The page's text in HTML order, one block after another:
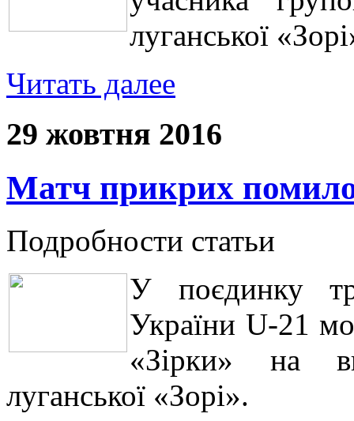
луганської
Читать далее
29 жовтня 2016
Матч прикрих
Подробности статьи
У поєдинку
України U-21
«Зірки» на
луганської «Зорі».